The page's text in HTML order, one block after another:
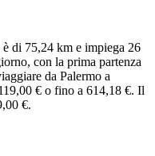
di 75,24 km e impiega 26
con la prima partenza
da Palermo a
€ o fino a 614,18 €. Il
€.